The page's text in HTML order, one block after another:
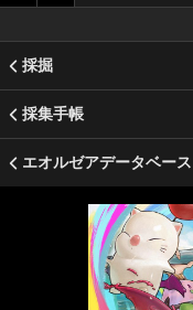
採掘
採集手帳
エオルゼアデータベース